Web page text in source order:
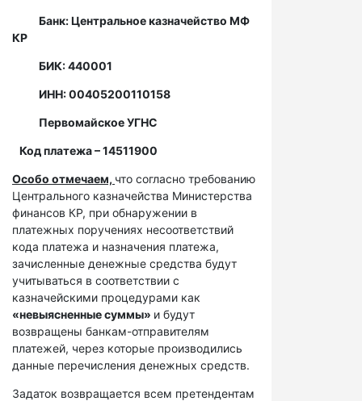
Банк: Центральное казначейство МФ
КР
БИК: 440001
ИНН: 00405200110158
Первомайское УГНС
Код платежа – 14511900
Особо отмечаем, что согласно требованию
Центрального казначейства Министерства
финансов КР, при обнаружении в
платежных поручениях несоответствий
кода платежа и назначения платежа,
зачисленные денежные средства будут
учитываться в соответствии с
казначейскими процедурами как
«невыясненные суммы» и будут
возвращены банкам-отправителям
платежей, через которые производились
данные перечисления денежных средств.
Задаток возвращается всем претендентам